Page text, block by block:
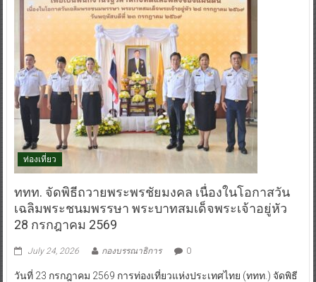
ท่องเที่ยว
ททท. จัดพิธีถวายพระพรชัยมงคล เนื่องในโอกาสวัน
เฉลิมพระชนมพรรษา พระบาทสมเด็จพระเจ้าอยู่หัว
28 กรกฎาคม 2569
July 24, 2026 กองบรรณาธิการ 0
วันที่ 23 กรกฎาคม 2569 การท่องเที่ยวแห่งประเทศไทย (ททท.) จัดพิธี